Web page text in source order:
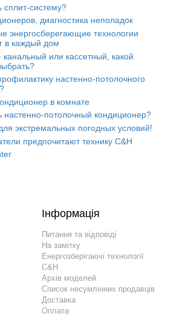
сплит-систему?
диагностика неполадок
энергосберегающие технологии
в каждый дом
или кассетный, какой
настенно-потолочного
в комнате
настенно-потолочный кондиционер?
экстремальных погодных условий!
предпочитают технику C&H
Інформація
Питання та відповіді
На замітку
Енергозберігаючі технології
C&H
Архів моделей
Список несумлінних продавців
Доставка
Оплата